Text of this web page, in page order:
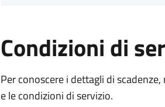
Condizioni di
Per conoscere i dettagli di
e le condizioni di servizio.